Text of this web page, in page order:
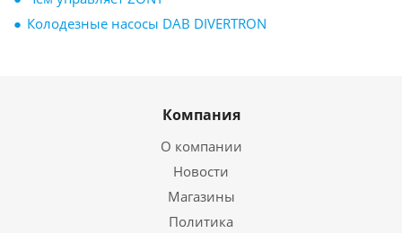
Колодезные насосы DAB DIVERTRON
Компания
О компании
Новости
Магазины
Политика